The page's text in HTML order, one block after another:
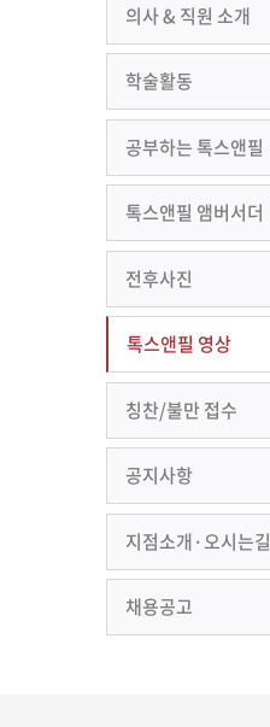
의사 & 직원 소개
학술활동
공부하는 톡스앤필
톡스앤필 앰버서더
전후사진
톡스앤필 영상
칭찬/불만 접수
공지사항
지점소개·오시는길
채용공고